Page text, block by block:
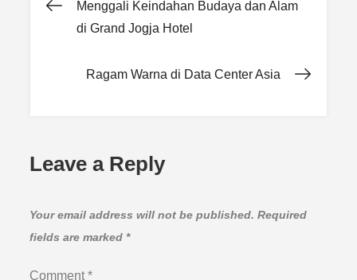
Post
Menggali Keindahan Budaya dan Alam
di Grand Jogja Hotel
Ragam Warna di Data Center Asia
Leave a Reply
Your email address will not be published. Required
fields are marked *
Comment*